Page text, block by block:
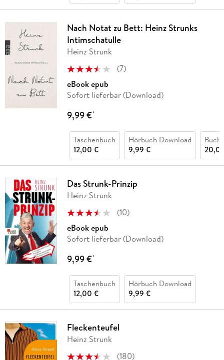
Nach Notat zu Bett: Heinz Strunks
Intimschatulle
Heinz Strunk
(7)
eBook epub
Sofort lieferbar (Download)
9,99 €*
Taschenbuch
12,00 €
Hörbuch Download
9,99 €
Buch
Das Strunk-Prinzip
Heinz Strunk
(10)
eBook epub
Sofort lieferbar (Download)
9,99 €*
Taschenbuch
12,00 €
Hörbuch Download
9,99 €
Fleckenteufel
Heinz Strunk
(180)